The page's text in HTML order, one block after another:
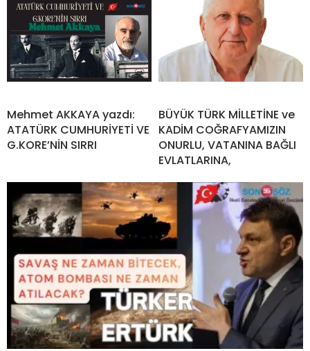
Mehmet AKKAYA yazdı:
ATATÜRK CUMHURİYETİ VE
G.KORE’NİN SIRRI
BÜYÜK TÜRK MİLLETİNE ve
KADİM COĞRAFYAMIZIN
ONURLU, VATANINA BAĞLI
EVLATLARINA,